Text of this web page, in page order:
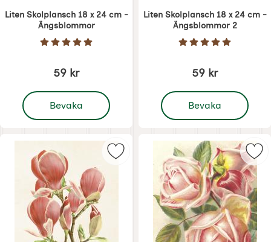
Liten Skolplansch 18 x 24 cm -
Ängsblommor
Art. nr 8713 Betyg: 5 Stjärnor av 5
59 kr
Bevaka
, Liten Skolplansch 18 x 24 cm - Ängsblommor
Liten Skolplansch 18 x 24 cm -
Ängsblommor 2
Art. nr 8714 Betyg: 5 Stjärnor
59 kr
Bevaka
, Liten Skolplansch 18
Markera liten Skolplansch 18 x